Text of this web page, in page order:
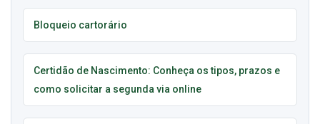
Bloqueio cartorário
Certidão de Nascimento: Conheça os tipos, prazos e
como solicitar a segunda via online